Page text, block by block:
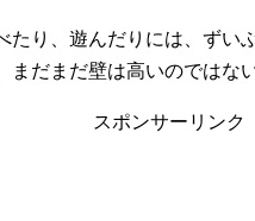
たり、遊んだりには、ずい
まだまだ壁は高いのではな
スポンサーリンク